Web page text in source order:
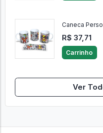
Caneca
R$ 37,71
Carrinho
Ver